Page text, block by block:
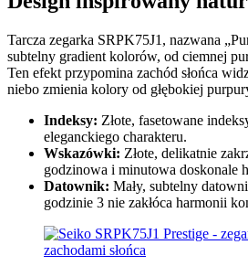
Tarcza zegarka SRPK75J1, nazwana
subtelny gradient kolorów, od ciemnej
Ten efekt przypomina zachód słońca
niebo zmienia kolory od głębokiej
Indeksy: Złote, fasetowane
eleganckiego charakteru.
Wskazówki: Złote, delikatnie
godzinowa i minutowa doskonale
Datownik: Mały, subtelny
godzinie 3 nie zakłóca harmonii